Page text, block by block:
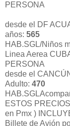
PERSONA
desde el DF
años: 565
HAB.SGL/Niños
Linea Aerea
PERSONA
desde el
Adulto: 470
ESTOS
en Pmx )
Billete de Avión